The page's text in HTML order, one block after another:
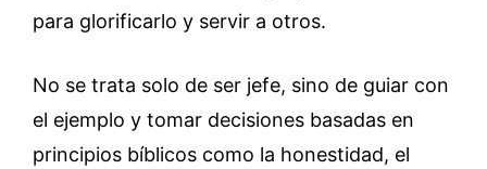
para glorificarlo y servir a otros.
No se trata solo de ser jefe, sino de guiar con
el ejemplo y tomar decisiones basadas en
principios bíblicos como la honestidad, el